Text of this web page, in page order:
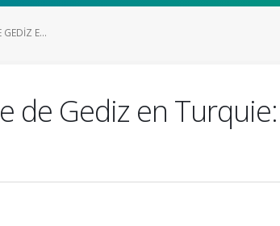
GEDIZ E...
Gediz en